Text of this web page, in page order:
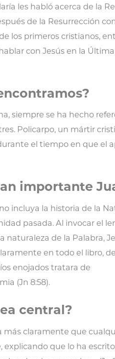
les habló acerca de la
de la Resurrección
los primeros cristianos,
con Jesús en la
siempre se ha hecho
Policarpo, un mártir
el tiempo en que el
importante
incluya la historia de la
pasada. Al invocar el
naturaleza de la Palabra,
en todo el libro,
enojados tratara de
(Jn 8:58).
central?
claramente que
que lo ha